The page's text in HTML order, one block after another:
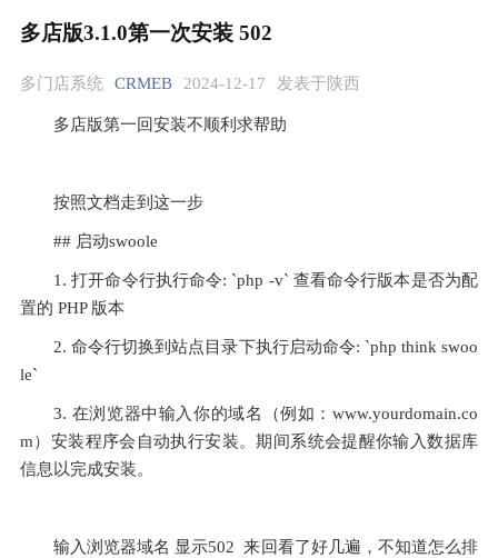
多店版3.1.0第一次安装 502
多门店系统 CRMEB 2024-12-17 发表于陕西
多店版第一回安装不顺利求帮助
按照文档走到这一步
## 启动swoole
1. 打开命令行执行命令: `php -v` 查看命令行版本是否为配
置的 PHP 版本
2. 命令行切换到站点目录下执行启动命令: `php think swoo
le`
3. 在浏览器中输入你的域名（例如：www.yourdomain.co
m）安装程序会自动执行安装。期间系统会提醒你输入数据库
信息以完成安装。
输入浏览器域名 显示502  来回看了好几遍，不知道怎么排